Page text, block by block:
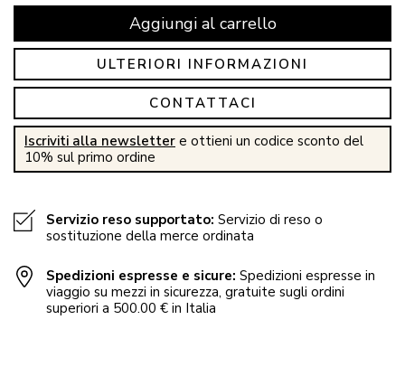
Aggiungi al carrello
ULTERIORI INFORMAZIONI
CONTATTACI
Iscriviti alla newsletter e ottieni un codice sconto del
10% sul primo ordine
Servizio reso supportato: Servizio di reso o
sostituzione della merce ordinata
Spedizioni espresse e sicure: Spedizioni espresse in
viaggio su mezzi in sicurezza, gratuite sugli ordini
superiori a 500.00 € in Italia